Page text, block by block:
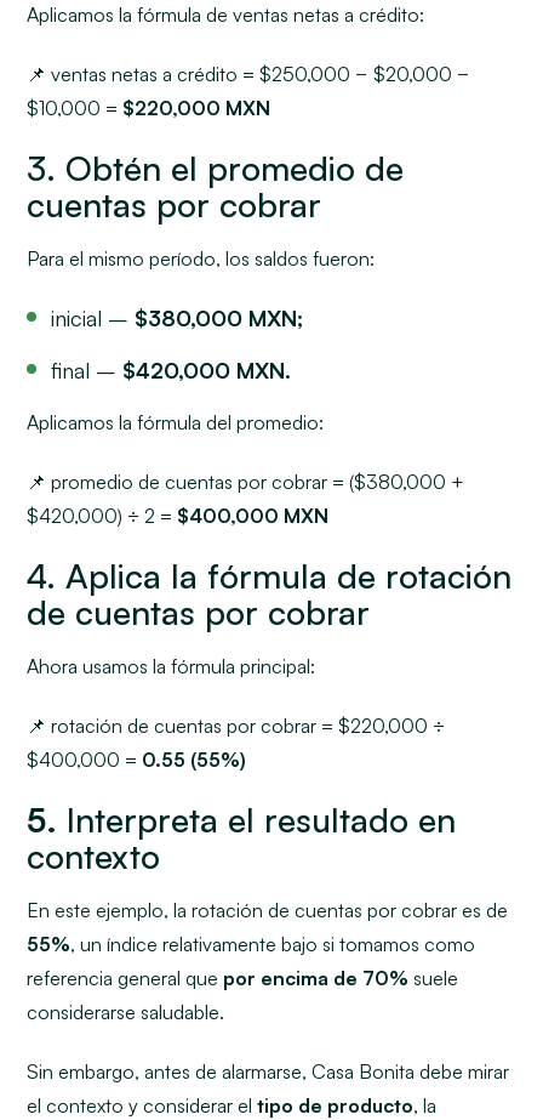
Aplicamos la fórmula de ventas netas a crédito:
📌 ventas netas a crédito = $250,000 − $20,000 −
$10,000 = $220,000 MXN
3. Obtén el promedio de
cuentas por cobrar
Para el mismo período, los saldos fueron:
inicial – $380,000 MXN;
final – $420,000 MXN.
Aplicamos la fórmula del promedio:
📌 promedio de cuentas por cobrar = ($380,000 +
$420,000) ÷ 2 = $400,000 MXN
4. Aplica la fórmula de rotación
de cuentas por cobrar
Ahora usamos la fórmula principal:
📌 rotación de cuentas por cobrar = $220,000 ÷
$400,000 = 0.55 (55%)
5. Interpreta el resultado en
contexto
En este ejemplo, la rotación de cuentas por cobrar es de
55%, un índice relativamente bajo si tomamos como
referencia general que por encima de 70% suele
considerarse saludable.
Sin embargo, antes de alarmarse, Casa Bonita debe mirar
el contexto y considerar eltipo de producto, la